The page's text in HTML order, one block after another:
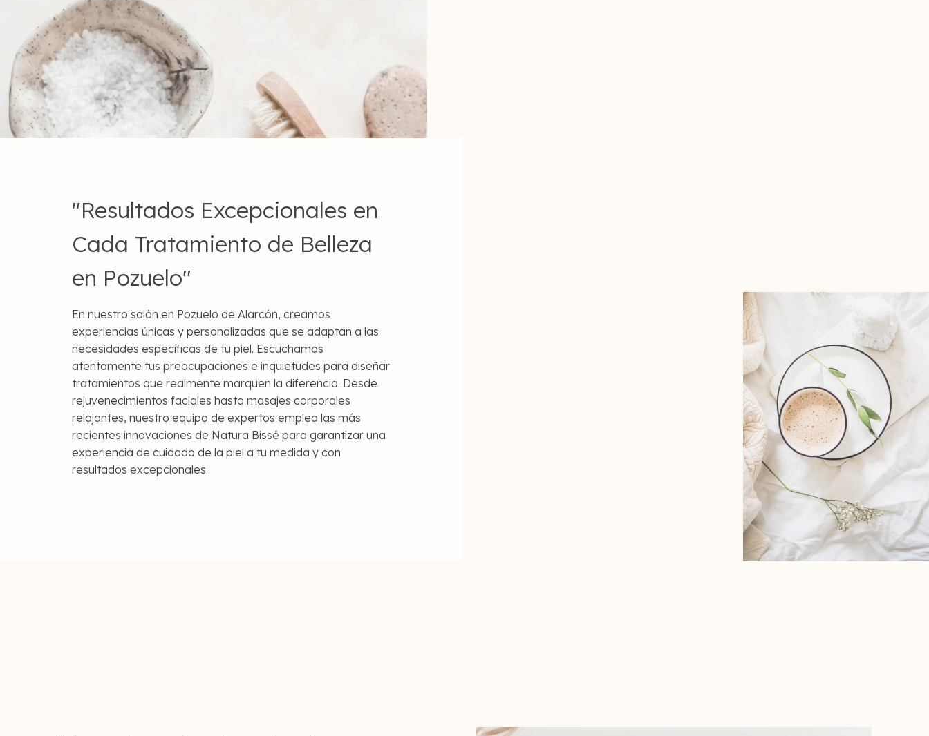
"Resultados Excepcionales en
Cada Tratamiento de Belleza
en Pozuelo"
En nuestro salón en Pozuelo de Alarcón, creamos
experiencias únicas y personalizadas que se adaptan a las
necesidades específicas de tu piel. Escuchamos
atentamente tus preocupaciones e inquietudes para diseñar
tratamientos que realmente marquen la diferencia. Desde
rejuvenecimientos faciales hasta masajes corporales
relajantes, nuestro equipo de expertos emplea las más
recientes innovaciones de Natura Bissé para garantizar una
experiencia de cuidado de la piel a tu medida y con
resultados excepcionales.